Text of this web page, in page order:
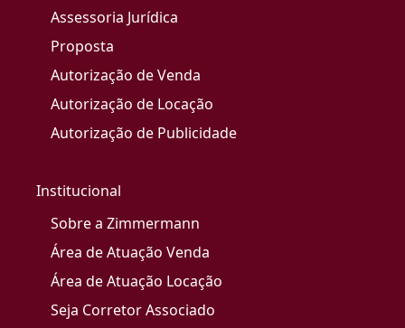
Assessoria Jurídica
Proposta
Autorização de Venda
Autorização de Locação
Autorização de Publicidade
Institucional
Sobre a Zimmermann
Área de Atuação Venda
Área de Atuação Locação
Seja Corretor Associado